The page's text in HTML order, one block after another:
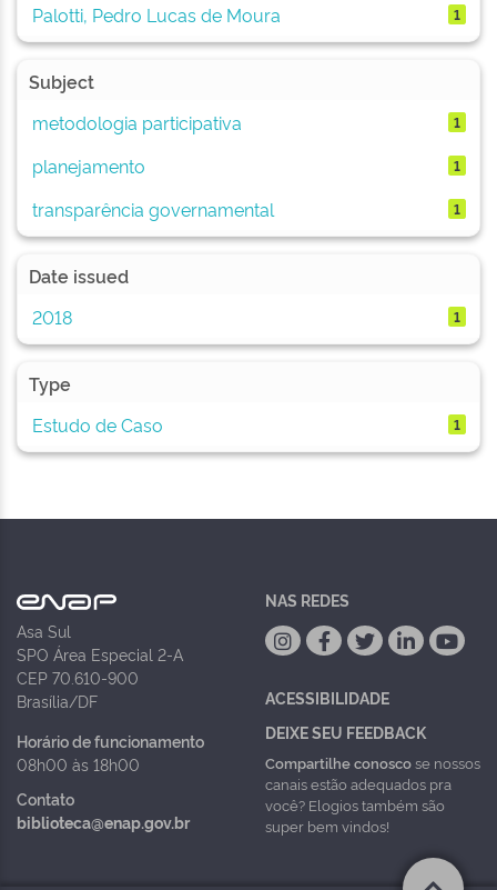
Palotti, Pedro Lucas de Moura
1
Subject
metodologia participativa
1
planejamento 1
transparência governamental 1
Date issued
2018
1
Type
Estudo de Caso
1
Asa Sul
SPO Área Especial 2-A
CEP 70.610-900
Brasília/DF
Horário de funcionamento
08h00 às 18h00
Contato
biblioteca@enap.gov.br
NAS REDES
ACESSIBILIDADE
DEIXE SEU FEEDBACK
Compartilhe conoscose nossos
canais estão adequados pra
você? Elogios também são
super bem vindos!